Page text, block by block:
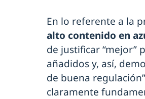
En lo referente a la
alto contenido en
de justificar “mejor”
añadidos y, así,
de buena
claramente